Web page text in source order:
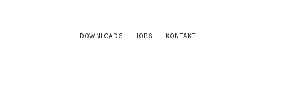
DOWNLOADS JOBS KONTAKT